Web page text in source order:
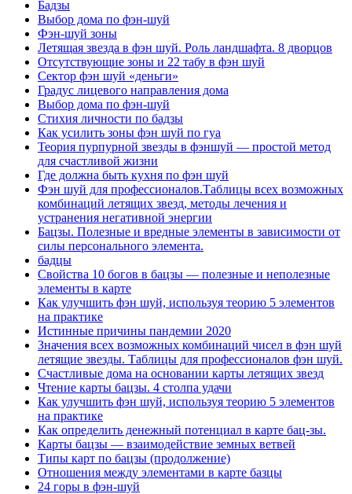
Бадзы
Выбор дома по фэн-шуй
Фэн-шуй зоны
Летящая звезда в фэн шуй. Роль ландшафта. 8 дворцов
Отсутствующие зоны и 22 табу в фэн шуй
Сектор фэн шуй «деньги»
Градус лицевого направления дома
Выбор дома по фэн-шуй
Стихия личности по бадзы
Как усилить зоны фэн шуй по гуа
Теория пурпурной звезды в фэншуй — простой метод
для счастливой жизни
Где должна быть кухня по фэн шуй
Фэн шуй для профессионалов.Таблицы всех возможных
комбинаций летящих звезд, методы лечения и
устранения негативной энергии
Бацзы. Полезные и вредные элементы в зависимости от
силы персонального элемента.
бадцы
Свойства 10 богов в бацзы — полезные и неполезные
элементы в карте
Как улучшить фэн шуй, используя теорию 5 элементов
на практике
Истинные причины пандемии 2020
Значения всех возможных комбинаций чисел в фэн шуй
летящие звезды. Таблицы для профессионалов фэн шуй.
Счастливые дома на основании карты летящих звезд
Чтение карты бацзы. 4 столпа удачи
Как улучшить фэн шуй, используя теорию 5 элементов
на практике
Как определить денежный потенциал в карте бац-зы.
Карты бацзы — взаимодействие земных ветвей
Типы карт по бацзы (продолжение)
Отношения между элементами в карте базцы
24 горы в фэн-шуй